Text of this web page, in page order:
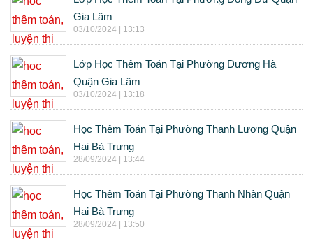
Gia Lâm
03/10/2024 | 13:13
Lớp Học Thêm Toán Tại Phường Dương Hà
Quận Gia Lâm
03/10/2024 | 13:18
Học Thêm Toán Tại Phường Thanh Lương Quận
Hai Bà Trưng
28/09/2024 | 13:44
Học Thêm Toán Tại Phường Thanh Nhàn Quận
Hai Bà Trưng
28/09/2024 | 13:50